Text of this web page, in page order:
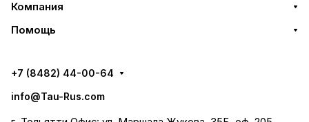
Компания
Помощь
+7 (8482) 44-00-64
info@Tau-Rus.com